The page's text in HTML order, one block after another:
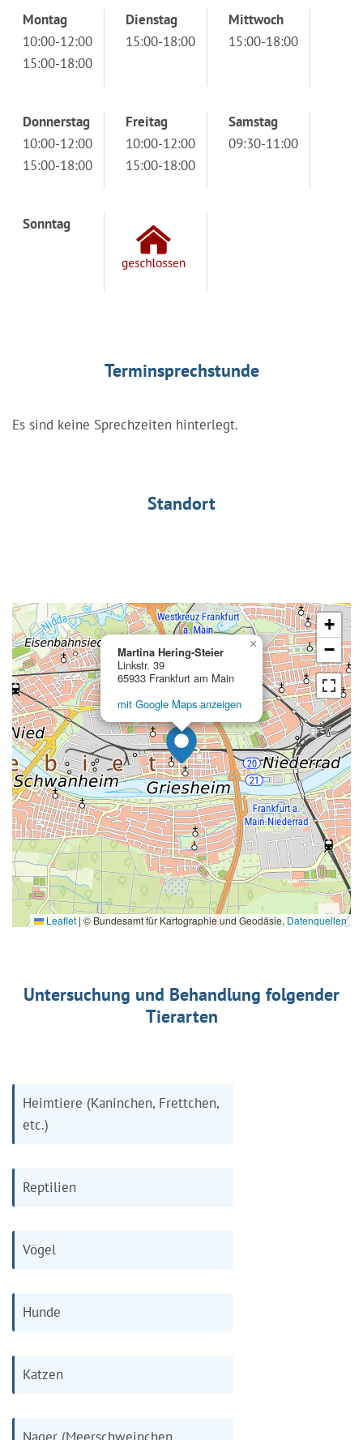
Montag
10:00-12:00
15:00-18:00
Dienstag
15:00-18:00
Mittwoch
15:00-18:00
Donnerstag
10:00-12:00
15:00-18:00
Freitag
10:00-12:00
15:00-18:00
Samstag
09:30-11:00
Sonntag
Terminsprechstunde
Es sind keine Sprechzeiten hinterlegt.
Standort
Martina Hering-Steier
Linkstr. 39
65933 Frankfurt am Main
mit Google Maps anzeigen
×
+
−
Leaflet | © Bundesamt für Kartographie und Geodäsie, Datenquellen
Untersuchung und Behandlung folgender
Tierarten
Heimtiere (Kaninchen, Frettchen,
etc.)
Reptilien
Vögel
Hunde
Katzen